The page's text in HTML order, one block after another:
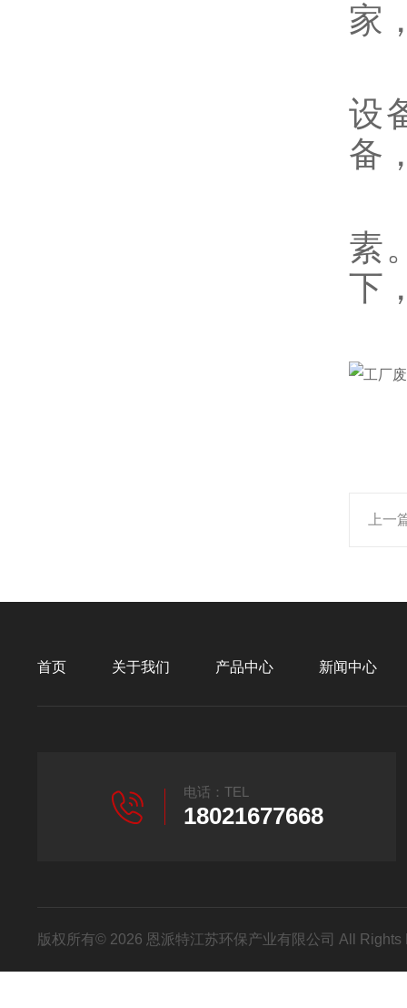
家
设
备
素
下
上一
首页 关于我们 产品中心 新闻中心
电话：TEL
18021677668
版权所有© 2026 恩派特江苏环保产业有限公司 All